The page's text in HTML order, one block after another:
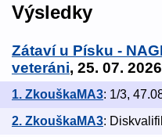
Výsledky
Zátaví u Písku -
veteráni, 25. 07.
1. ZkouškaMA3: 1/3,
2. ZkouškaMA3: